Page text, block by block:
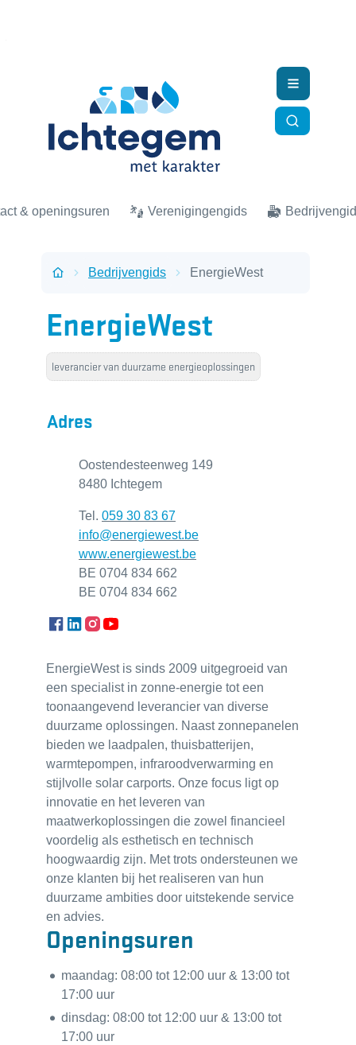
& openingsuren Verenigingengids
Zoek
Menu
Startpagina
Bedrijvengids EnergieWest
EnergieWest
leverancier van duurzame energieoplossingen
Adres
AdresOostendesteenweg 149
,8480 Ichtegem
059 30 83 67
E-mailinfo@energiewest.be
Websitewww.energiewest.be
Ondernemingsnummer
BE 0704 834 662
BTW nr.BE 0704 834 662
Facebook
LinkedIn
Instagram
YouTube
EnergieWest is sinds 2009 uitgegroeid van
een specialist in zonne-energie tot een
toonaangevend leverancier van diverse
duurzame oplossingen. Naast zonnepanelen
bieden we laadpalen, thuisbatterijen,
warmtepompen, infraroodverwarming en
stijlvolle solar carports. Onze focus ligt op
innovatie en het leveren van
maatwerkoplossingen die zowel financieel
voordelig als esthetisch en technisch
hoogwaardig zijn. Met trots ondersteunen we
onze klanten bij het realiseren van hun
duurzame ambities door uitstekende service
en advies.
Openingsuren
maandag: 08:00 tot 12:00 uur & 13:00 tot
17:00 uur
dinsdag: 08:00 tot 12:00 uur & 13:00 tot
17:00 uur